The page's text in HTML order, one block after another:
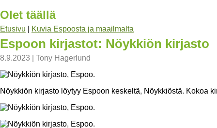
Olet täällä
Etusivu Kuvia Espoosta ja maailmalta
Espoon kirjastot: Nöykkiön kirjasto
8.9.2023 Tony Hagerlund
Nöykkiön kirjasto löytyy Espoon keskeltä, Nöykkiöstä. Kokoa